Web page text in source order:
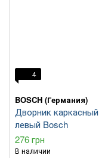
4
BOSCH (Германия)
Дворник каркасный
левый Bosch
276 грн
В наличии